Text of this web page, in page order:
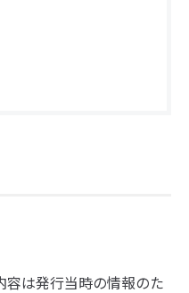
は発行当時の情報のた